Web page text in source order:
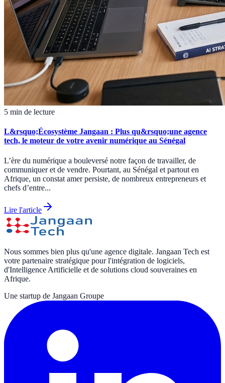
5 min de lecture
L&rsquo;Écosystème Jangaan : Plus qu&rsquo;une agence
tech, le moteur de votre avenir numérique au Sénégal
L’ère du numérique a bouleversé notre façon de travailler, de
communiquer et de vendre. Pourtant, au Sénégal et partout en
Afrique, un constat amer persiste, de nombreux entrepreneurs et
chefs d’entre...
Lire l'article
Nous sommes bien plus qu'une agence digitale. Jangaan Tech est
votre partenaire stratégique pour l'intégration de logiciels,
d'Intelligence Artificielle et de solutions cloud souveraines en
Afrique.
Une startup de Jangaan Groupe